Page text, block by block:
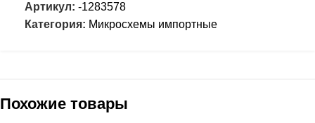
Артикул: -1283578
Категория: Микросхемы импортные
Похожие товары